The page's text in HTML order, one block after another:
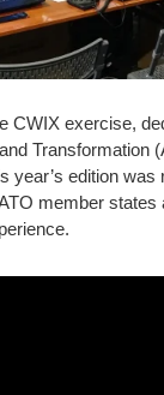
CWIX exercise,
year’s edition
member